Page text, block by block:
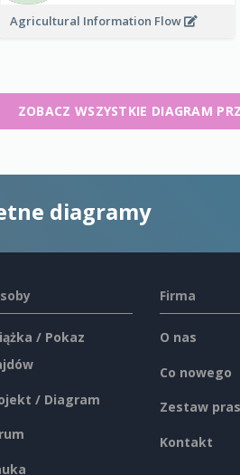
Agricultural Information Flow
ZOBACZ WSZYSTKIE DIAGRAM
diagramy
/ Pokaz
/ Diagram
Firma
O nas
Co nowego
Zestaw
Kontakt